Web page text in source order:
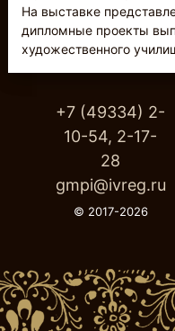
На выставке
дипломные проекты
художественного
+7 (49334) 2-
10-54, 2-17-
28
gmpi@ivreg.ru
© 2017-2026